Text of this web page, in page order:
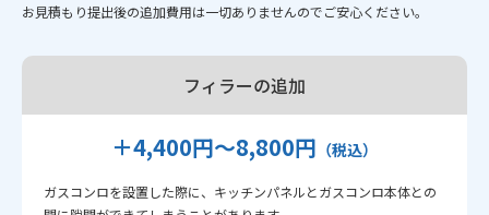
お見積もり提出後の追加費用は一切ありませんのでご安心ください。
フィラーの追加
＋4,400円〜8,800円 （税込）
ガスコンロを設置した際に、キッチンパネルとガスコンロ本体との